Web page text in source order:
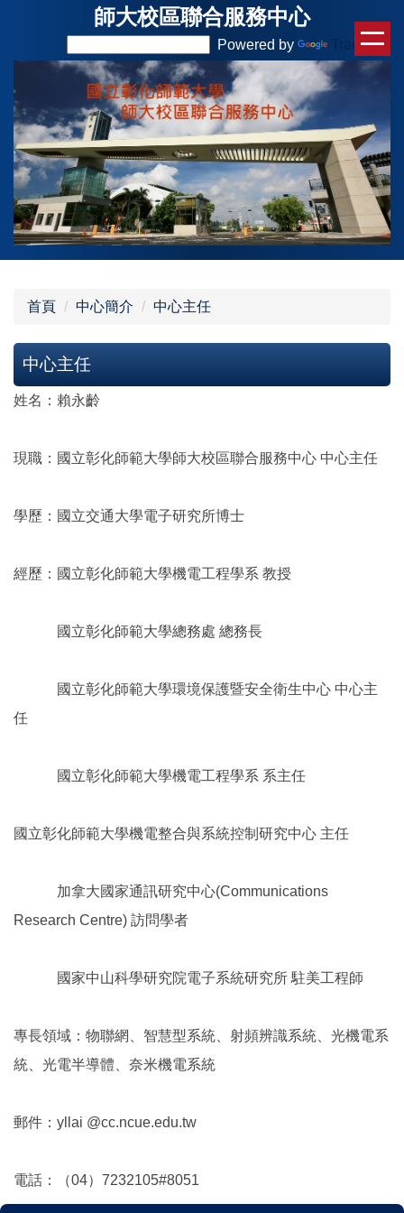
主
內
容
區
師大校區聯合服務中心
Powered by Translate
首頁 中心簡介 中心主任
中心主任
姓名：賴永齡
現職：國立彰化師範大學師大校區聯合服務中心 中心主任
學歷：國立交通大學電子研究所博士
經歷：國立彰化師範大學機電工程學系 教授
國立彰化師範大學總務處 總務長
國立彰化師範大學環境保護暨安全衛生中心 中心主
任
國立彰化師範大學機電工程學系 系主任
國立彰化師範大學機電整合與系統控制研究中心 主任
加拿大國家通訊研究中心(Communications
Research Centre) 訪問學者
國家中山科學研究院電子系統研究所 駐美工程師
專長領域：物聯網、智慧型系統、射頻辨識系統、光機電系
統、光電半導體、奈米機電系統
郵件：yllai @cc.ncue.edu.tw
電話：（04）7232105#8051